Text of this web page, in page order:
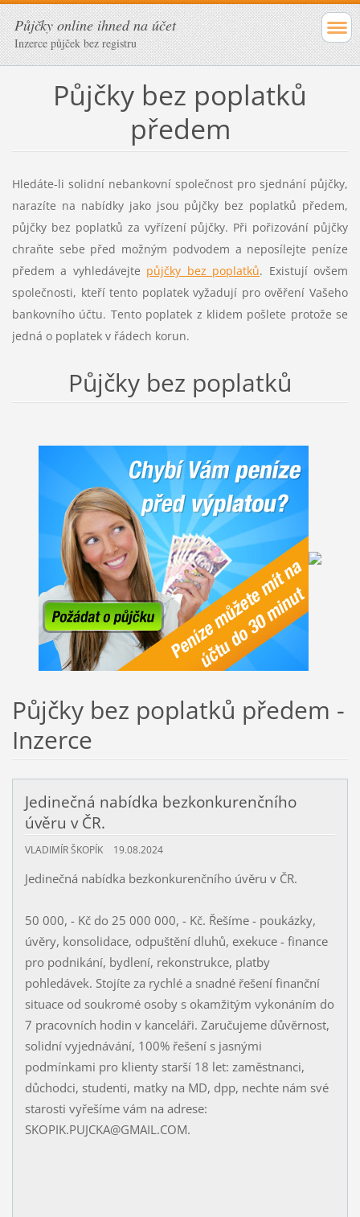
Půjčky online ihned na účet
Inzerce půjček bez registru
Půjčky bez poplatků
předem
Hledáte-li solidní nebankovní společnost pro sjednání půjčky,
narazíte na nabídky jako jsou půjčky bez poplatků předem,
půjčky bez poplatků za vyřízení půjčky. Při pořizování půjčky
chraňte sebe před možným podvodem a neposílejte peníze
předem a vyhledávejte půjčky bez poplatků. Existují ovšem
společnosti, kteří tento poplatek vyžadují pro ověření Vašeho
bankovního účtu. Tento poplatek z klidem pošlete protože se
jedná o poplatek v řádech korun.
Půjčky bez poplatků
Půjčky bez poplatků předem -
Inzerce
Jedinečná nabídka bezkonkurenčního
úvěru v ČR.
VLADIMÍR ŠKOPÍK 19.08.2024
Jedinečná nabídka bezkonkurenčního úvěru v ČR.
50 000, - Kč do 25 000 000, - Kč. Řešíme - poukázky,
úvěry, konsolidace, odpuštění dluhů, exekuce - finance
pro podnikání, bydlení, rekonstrukce, platby
pohledávek. Stojíte za rychlé a snadné řešení finanční
situace od soukromé osoby s okamžitým vykonáním do
7 pracovních hodin v kanceláři. Zaručujeme důvěrnost,
solidní vyjednávání, 100% řešení s jasnými
podmínkami pro klienty starší 18 let: zaměstnanci,
důchodci, studenti, matky na MD, dpp, nechte nám své
starosti vyřešíme vám na adrese:
SKOPIK.PUJCKA@GMAIL.COM.